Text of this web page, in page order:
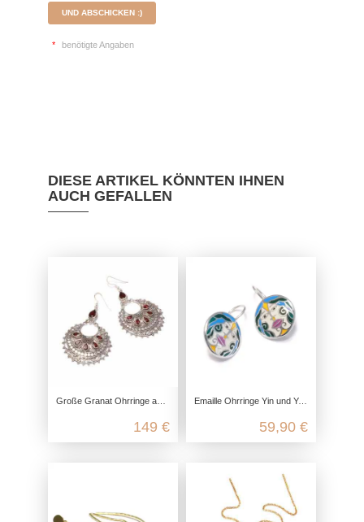
UND ABSCHICKEN :)
* benötigte Angaben
DIESE ARTIKEL KÖNNTEN IHNEN
AUCH GEFALLEN
Große Granat Ohrringe aus 925 Sterling Silber
149 €
Emaille Ohrringe Yin und Yang, 925 Sterling Silber, Ohrringe hängend boho, Yoga Schmuck Accessoire, Echtschmuck nickelfrei
59,90 €